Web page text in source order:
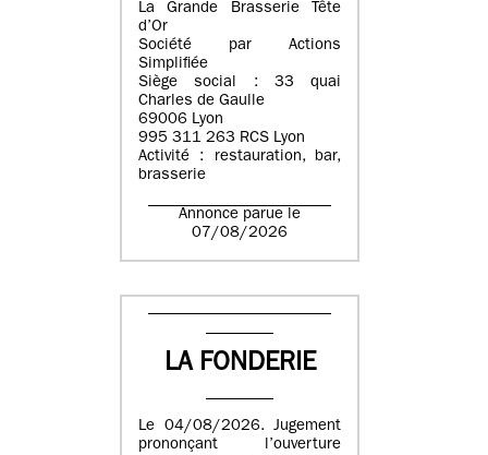
La Grande Brasserie Tête
d’Or
Société par Actions
Simplifiée
Siège social : 33 quai
Charles de Gaulle
69006 Lyon
995 311 263 RCS Lyon
Activité : restauration, bar,
brasserie
Annonce parue le
07/08/2026
LA FONDERIE
Le 04/08/2026. Jugement
prononçant l’ouverture